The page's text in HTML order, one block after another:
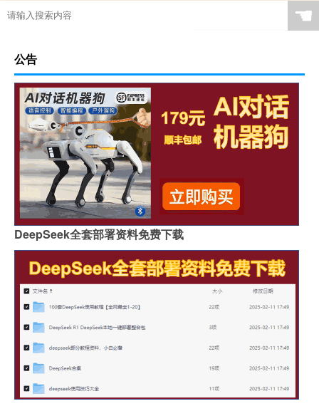
☚
公告
DeepSeek全套部署资料免费下载